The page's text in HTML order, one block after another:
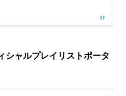
シャルプレイリストポータ